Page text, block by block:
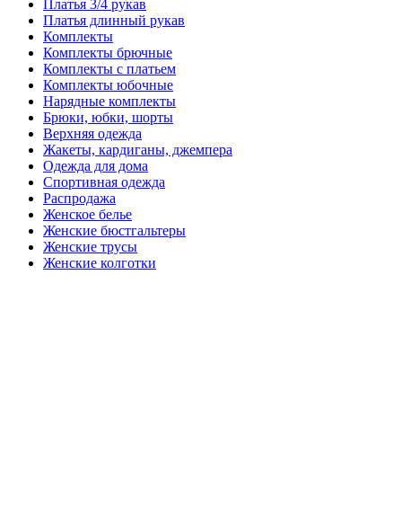
Платья 3/4 рукав
Платья длинный рукав
Комплекты
Комплекты брючные
Комплекты с платьем
Комплекты юбочные
Нарядные комплекты
Брюки, юбки, шорты
Верхняя одежда
Жакеты, кардиганы, джемпера
Одежда для дома
Спортивная одежда
Распродажа
Женское белье
Женские бюстгальтеры
Женские трусы
Женские колготки